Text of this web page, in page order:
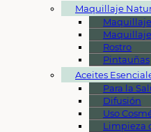
Maquillaje
Rostro
Pintauñas
Aceites
Para la
Difusión
Uso
Limpieza